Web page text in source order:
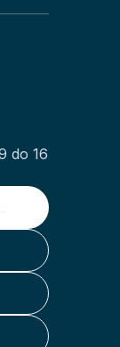
do 16